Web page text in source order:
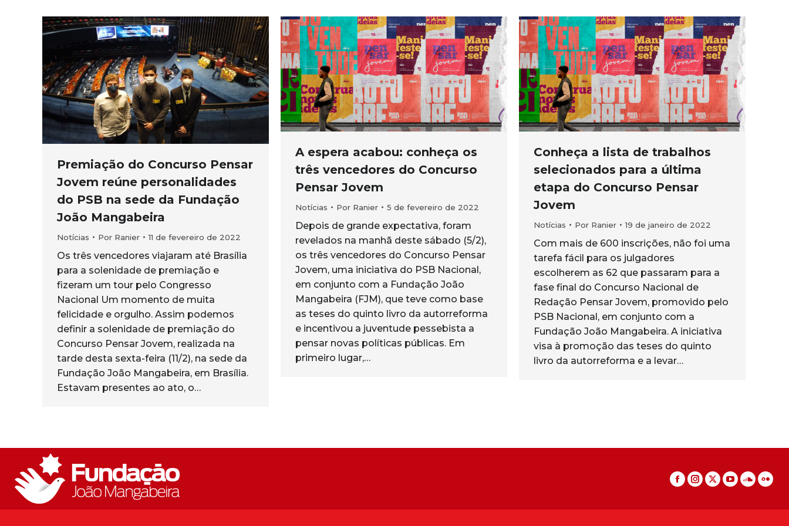
Premiação do Concurso Pensar
Jovem reúne personalidades
do PSB na sede da Fundação
João Mangabeira
Notícias Por Ranier 11 de fevereiro de 2022
Os três vencedores viajaram até Brasília
para a solenidade de premiação e
fizeram um tour pelo Congresso
Nacional Um momento de muita
felicidade e orgulho. Assim podemos
definir a solenidade de premiação do
Concurso Pensar Jovem, realizada na
tarde desta sexta-feira (11/2), na sede da
Fundação João Mangabeira, em Brasília.
Estavam presentes ao ato, o…
A espera acabou: conheça os
três vencedores do Concurso
Pensar Jovem
Notícias Por Ranier 5 de fevereiro de 2022
Depois de grande expectativa, foram
revelados na manhã deste sábado (5/2),
os três vencedores do Concurso Pensar
Jovem, uma iniciativa do PSB Nacional,
em conjunto com a Fundação João
Mangabeira (FJM), que teve como base
as teses do quinto livro da autorreforma
e incentivou a juventude pessebista a
pensar novas políticas públicas. Em
primeiro lugar,…
Conheça a lista de trabalhos
selecionados para a última
etapa do Concurso Pensar
Jovem
Notícias Por Ranier 19 de janeiro de 2022
Com mais de 600 inscrições, não foi uma
tarefa fácil para os julgadores
escolherem as 62 que passaram para a
fase final do Concurso Nacional de
Redação Pensar Jovem, promovido pelo
PSB Nacional, em conjunto com a
Fundação João Mangabeira. A iniciativa
visa à promoção das teses do quinto
livro da autorreforma e a levar…